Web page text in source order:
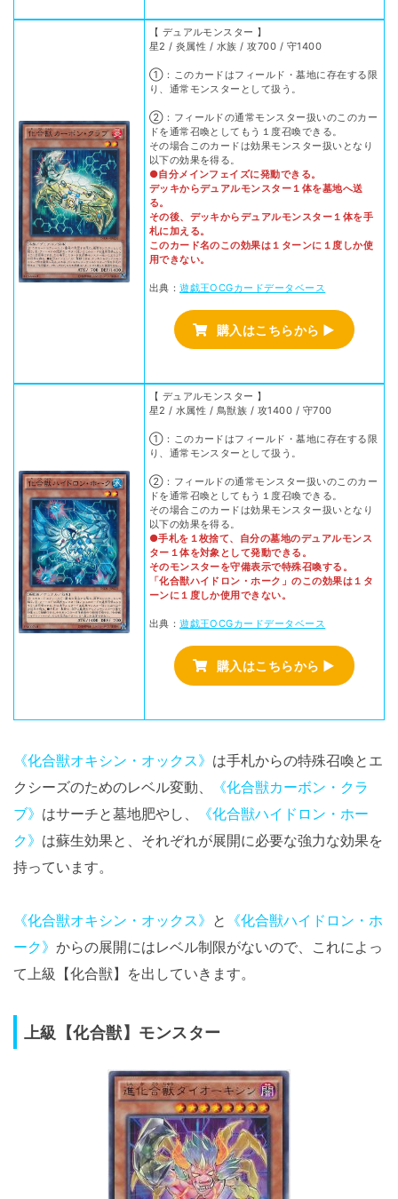
【 デュアルモンスター 】
星2 / 炎属性 / 水族 / 攻700 / 守1400
①：このカードはフィールド・墓地に存在する限
り、通常モンスターとして扱う。
②：フィールドの通常モンスター扱いのこのカー
ドを通常召喚としてもう１度召喚できる。
その場合このカードは効果モンスター扱いとなり
以下の効果を得る。
●自分メインフェイズに発動できる。
デッキからデュアルモンスター１体を墓地へ送
る。
その後、デッキからデュアルモンスター１体を手
札に加える。
このカード名のこの効果は１ターンに１度しか使
用できない。
出典：遊戯王OCGカードデータベース
購入はこちらから ▶
【 デュアルモンスター 】
星2 / 水属性 / 鳥獣族 / 攻1400 / 守700
①：このカードはフィールド・墓地に存在する限
り、通常モンスターとして扱う。
②：フィールドの通常モンスター扱いのこのカー
ドを通常召喚としてもう１度召喚できる。
その場合このカードは効果モンスター扱いとなり
以下の効果を得る。
●手札を１枚捨て、自分の墓地のデュアルモンス
ター１体を対象として発動できる。
そのモンスターを守備表示で特殊召喚する。
「化合獣ハイドロン・ホーク」のこの効果は１タ
ーンに１度しか使用できない。
出典：遊戯王OCGカードデータベース
購入はこちらから ▶
《化合獣オキシン・オックス》 は手札からの特殊召喚とエ
クシーズのためのレベル変動、
《化合獣カーボン・クラ
ブ》 はサーチと墓地肥やし、
《化合獣ハイドロン・ホー
ク》 は蘇生効果と、それぞれが展開に必要な強力な効果を
持っています。
《化合獣オキシン・オックス》 と 《化合獣ハイドロン・ホ
ーク》 からの展開にはレベル制限がないので、これによっ
て上級【化合獣】を出していきます。
上級【化合獣】モンスター